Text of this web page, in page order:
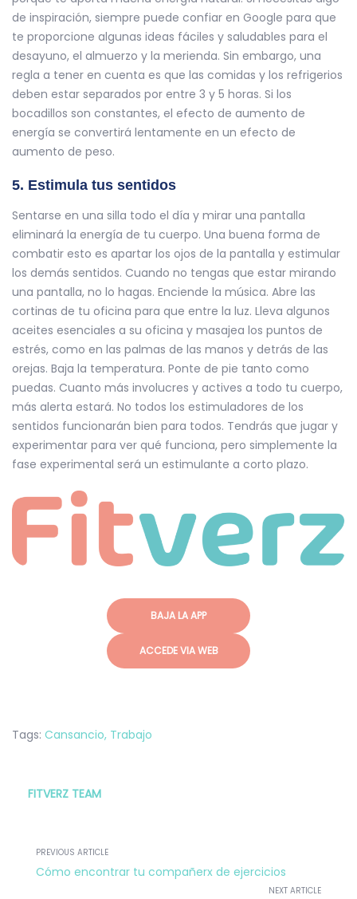
de inspiración, siempre puede confiar en Google para que
te proporcione algunas ideas fáciles y saludables para el
desayuno, el almuerzo y la merienda. Sin embargo, una
regla a tener en cuenta es que las comidas y los refrigerios
deben estar separados por entre 3 y 5 horas. Si los
bocadillos son constantes, el efecto de aumento de
energía se convertirá lentamente en un efecto de
aumento de peso.
5. Estimula tus sentidos
Sentarse en una silla todo el día y mirar una pantalla
eliminará la energía de tu cuerpo. Una buena forma de
combatir esto es apartar los ojos de la pantalla y estimular
los demás sentidos. Cuando no tengas que estar mirando
una pantalla, no lo hagas. Enciende la música. Abre las
cortinas de tu oficina para que entre la luz. Lleva algunos
aceites esenciales a su oficina y masajea los puntos de
estrés, como en las palmas de las manos y detrás de las
orejas. Baja la temperatura. Ponte de pie tanto como
puedas. Cuanto más involucres y actives a todo tu cuerpo,
más alerta estará. No todos los estimuladores de los
sentidos funcionarán bien para todos. Tendrás que jugar y
experimentar para ver qué funciona, pero simplemente la
fase experimental será un estimulante a corto plazo.
BAJA LA APP
ACCEDE VIA WEB
Tags: Cansancio, Trabajo
FITVERZ TEAM
PREVIOUS ARTICLE
Cómo encontrar tu compañerx de ejercicios
NEXT ARTICLE